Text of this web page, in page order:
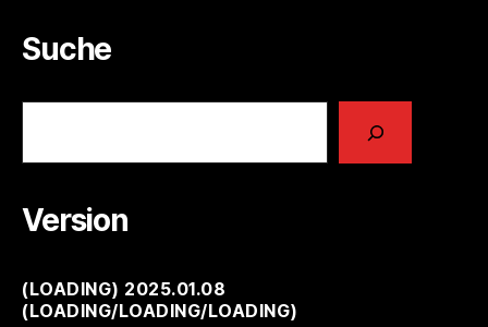
Suche
Version
(LOADING) 2025.01.08
(LOADING/LOADING/LOADING)